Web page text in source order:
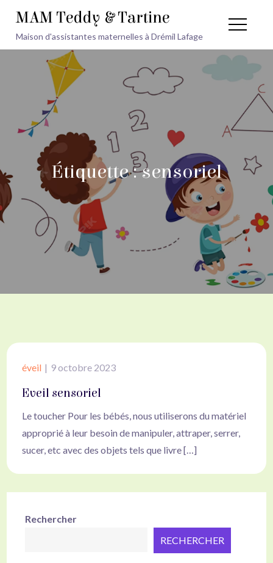
content
MAM Teddy & Tartine
Maison d'assistantes maternelles à Drémil Lafage
Étiquette :sensoriel
éveil 9 octobre 2023
Eveil sensoriel
Le toucher Pour les bébés, nous utiliserons du matériel
approprié à leur besoin de manipuler, attraper, serrer,
sucer, etc avec des objets tels que livre […]
Rechercher
RECHERCHER